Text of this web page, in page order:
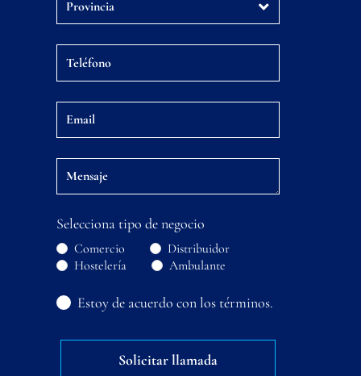
Selecciona tipo de negocio
Comercio
Distribuidor
Hostelería
Ambulante
Estoy de acuerdo con los términos.
Solicitar llamada